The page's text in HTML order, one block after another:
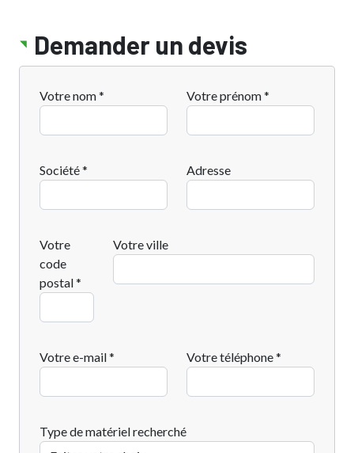
Demander un devis
Votre nom * Votre prénom *
Société * Adresse
Votre
code
postal *
Votre ville
Votre e-mail * Votre téléphone *
Type de matériel recherché